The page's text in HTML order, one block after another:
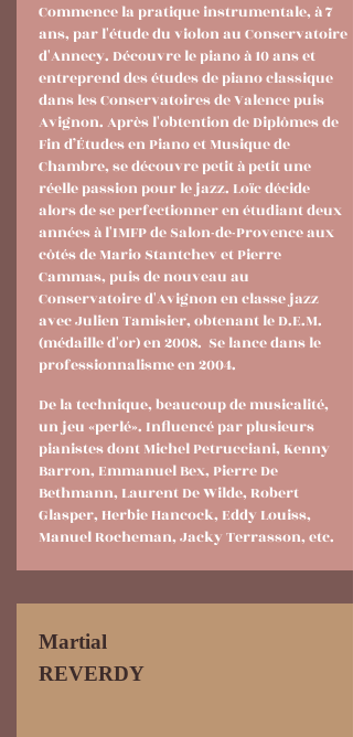
Commence la pratique instrumentale, à 7
ans, par l'étude du violon au Conservatoire
d'Annecy. Découvre le piano à 10 ans et
entreprend des études de piano classique
dans les Conservatoires de Valence puis
Avignon. Après l'obtention de Diplômes de
Fin d’Études en Piano et Musique de
Chambre, se découvre petit à petit une
réelle passion pour le jazz. Loïc décide
alors de se perfectionner en étudiant deux
années à l'IMFP de Salon-de-Provence aux
côtés de Mario Stantchev et Pierre
Cammas, puis de nouveau au
Conservatoire d'Avignon en classe jazz
avec Julien Tamisier, obtenant le D.E.M.
(médaille d'or) en 2008. Se lance dans le
professionnalisme en 2004.
De la technique, beaucoup de musicalité,
un jeu «perlé». Influencé par plusieurs
pianistes dont Michel Petrucciani, Kenny
Barron, Emmanuel Bex, Pierre De
Bethmann, Laurent De Wilde, Robert
Glasper, Herbie Hancock, Eddy Louiss,
Manuel Rocheman, Jacky Terrasson, etc.
Martial
REVERDY